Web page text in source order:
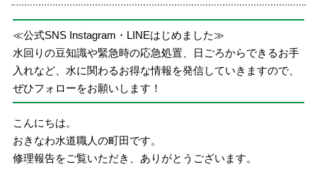
≪公式SNS Instagram・LINEはじめました≫
水回りの豆知識や緊急時の応急処置、日ごろからできるお手
入れなど、水に関わるお得な情報を発信していきますので、
ぜひフォローをお願いします！
こんにちは。
おきなわ水道職人の町田です。
修理報告をご覧いただき、ありがとうございます。